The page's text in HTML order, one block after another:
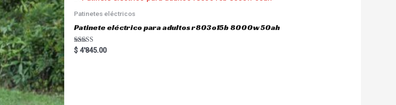
Patinetes eléctricos
Patinete eléctrico para adultos r803o15b 8000w 50ah
Rated
5.00
$ 4'845.00